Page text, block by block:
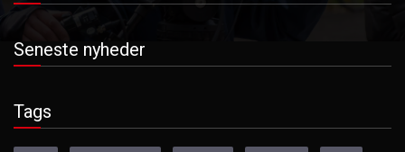
Seneste nyheder
Tags